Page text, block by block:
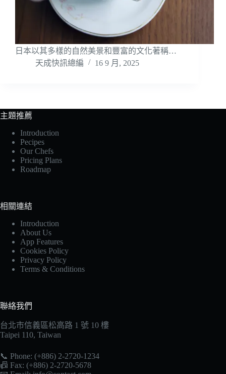
日本以其多樣的自然美景和豐富的文化著稱…
天成快訊總編
16 9 月, 2025
主題推薦
Introduction
Pecipes
Our Chefs
Pricing Plans
Roadmap
相關連結
Introduction
About Us
App Features
Cookies Policy
Privacy Policy
Terms & Conditions
聯絡我們
台北市信義區松高路 1 號 10 樓
Taipei 110, Taiwan
📞 Phone: (+886) 2-2720-1234
📠 Fax: (+886) 2-2720-5678